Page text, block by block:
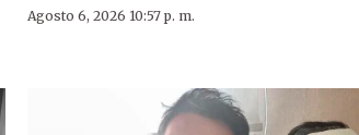
Agosto 6, 2026 10:57 p. m.